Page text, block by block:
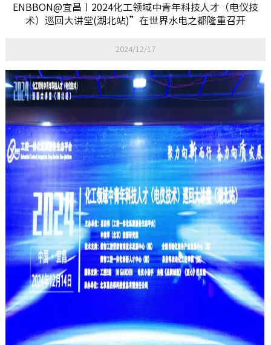
ENBBON@宜昌丨2024化工领域中青年科技人才（电仪技
术）巡回大讲堂(湖北站)”在世界水电之都隆重召开
2024/12/17